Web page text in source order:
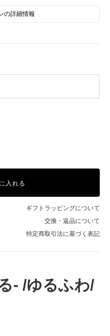
の詳細情報
入れる
ギフトラッピングについて
交換・返品について
特定商取引法に基づく表記
- /ゆるふわ/